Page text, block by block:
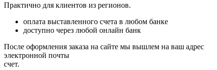
Практично для клиентов из регионов.
оплата выставленного счета в любом банке
доступно через любой онлайн банк
После оформления заказа на сайте мы вышлем на ваш адрес
электронной почты
счет.